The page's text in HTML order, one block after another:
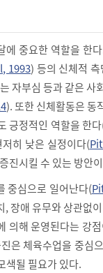
에 중요한 역할을 한
1993) 등의 신체적
자부심 등과 같은 사
). 또한 신체활동은 동
긍정적인 역할을 한
히 낮은 실정이다(
진시킬 수 있는 방안
중심으로 일어난다(
장애 유무와 상관없
의해 운영된다는 강
은 체육수업을 중심
색될 필요가 있다.